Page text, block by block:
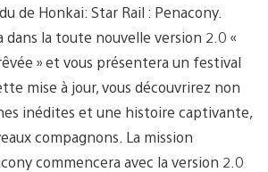
de Honkai: Star Rail : Penacony.
dans la toute nouvelle version 2.0 «
» et vous présentera un festival
mise à jour, vous découvrirez non
inédites et une histoire captivante,
compagnons. La mission
commencera avec la version 2.0